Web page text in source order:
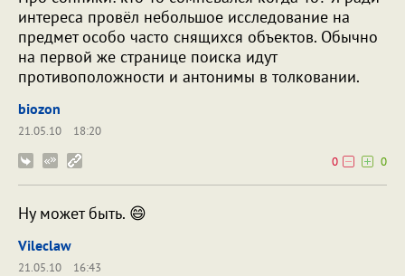
интереса провёл небольшое исследование на
предмет особо часто снящихся объектов. Обычно
на первой же странице поиска идут
противоположности и антонимы в толковании.
biozon
21.05.10
18:20
0
0
Ну может быть. 😄
Vileclaw
21.05.10
16:43